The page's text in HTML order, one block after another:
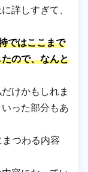
詳しすぎて、
ではここまで
ので、なんと
けかもしれま
った部分もあ
つわる内容